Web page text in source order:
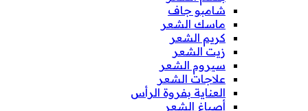
شامبو جاف
ماسك الشعر
كريم الشعر
زيت الشعر
سيروم الشعر
علاجات الشعر
العناية بفروة الرأس
أصباغ الشعر